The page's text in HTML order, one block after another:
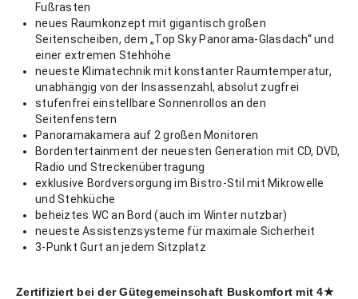
Fußrasten
neues Raumkonzept mit gigantisch großen
Seitenscheiben, dem „Top Sky Panorama-Glasdach“ und
einer extremen Stehhöhe
neueste Klimatechnik mit konstanter Raumtemperatur,
unabhängig von der Insassenzahl, absolut zugfrei
stufenfrei einstellbare Sonnenrollos an den
Seitenfenstern
Panoramakamera auf 2 großen Monitoren
Bordentertainment der neuesten Generation mit CD, DVD,
Radio und Streckenübertragung
exklusive Bordversorgung im Bistro-Stil mit Mikrowelle
und Stehküche
beheiztes WC an Bord (auch im Winter nutzbar)
neueste Assistenzsysteme für maximale Sicherheit
3-Punkt Gurt an jedem Sitzplatz
Zertifiziert bei der Gütegemeinschaft Buskomfort mit 4★